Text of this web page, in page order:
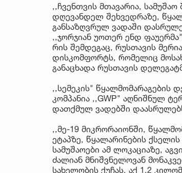
,,ჩვენთვის მთავარია,
დღევანდელ შეხვედრაზე,
განსაზღვრულ ვადაში
,,ჯორჯიან უოთერ ენდ
რის შემდეგაც, რუსთავის
დისკომფორტს, რომელიც
განაცხადა რუსთავის
,,სემეკის" წყალმომარაგების
კომპანია ,,GWP" აღნიშნულ
დათქმულ ვადებში
,,მე-19 მიკრორაიონში,
ეტაპზე, წყალარინების
სამუშაოები ამ ლოკაციაზე,
ძალიან მნიშვნელოვან
სახელობის ქუჩას, აქ 1.2